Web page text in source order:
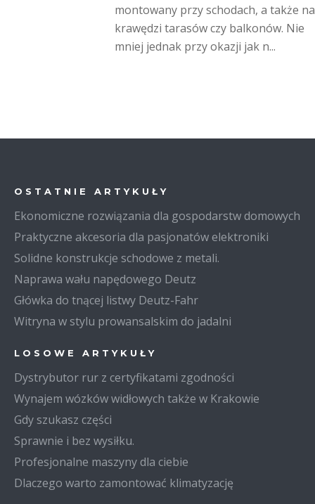
montowany przy schodach, a także na
krawędzi tarasów czy balkonów. Nie
mniej jednak przy okazji jak n...
OSTATNIE ARTYKUŁY
Ekonomiczne rozwiązania dla gospodarstw domowych
Praktyczne akcesoria dla pasjonatów elektroniki
Solidne konstrukcje schodowe z metali.
Naprawa wału napędowego Deutz
Główka do tnącej listwy Deutz-Fahr
Witryna w stylu prowansalskim do jadalni
LOSOWE ARTYKUŁY
Dystrybutor rur z certyfikatami zgodności
Wynajem wózków widłowych także w Krakowie
Gdy szukasz części
Sprawnie i bez wysiłku.
Profesjonalne maszyny dla ciebie
Dlaczego warto zamontować klimatyzację